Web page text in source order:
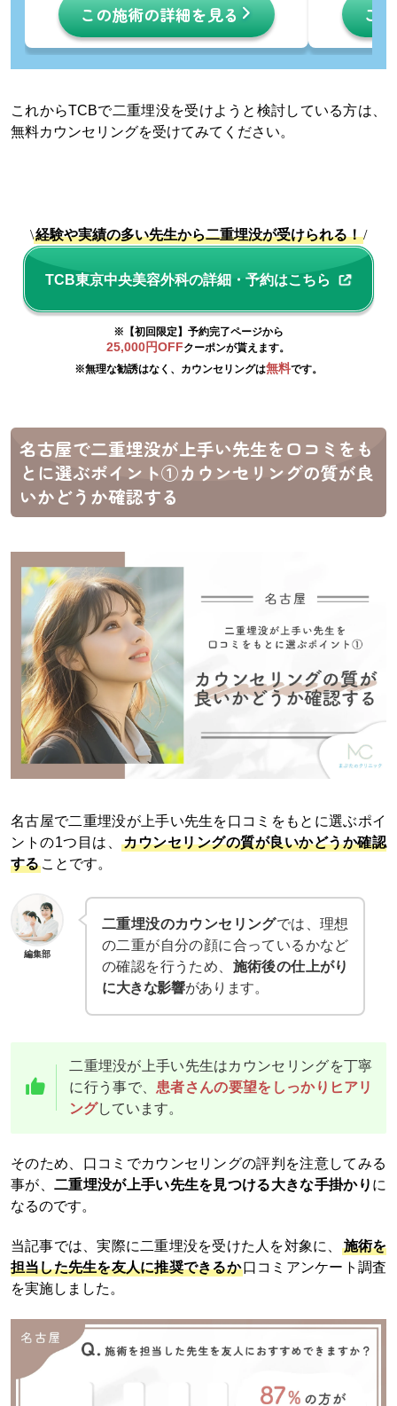
この施術の詳細を見る こ
これからTCBで二重埋没を受けようと検討している方は、
無料カウンセリングを受けてみてください。
\経験や実績の多い先生から二重埋没が受けられる！/
TCB東京中央美容外科の詳細・予約はこちら
※【初回限定】予約完了ページから
25,000円OFFクーポンが貰えます。
※無理な勧誘はなく、カウンセリングは無料です。
名古屋で二重埋没が上手い先生を口コミをも
とに選ぶポイント①カウンセリングの質が良
いかどうか確認する
名古屋で二重埋没が上手い先生を口コミをもとに選ぶポイ
ントの1つ目は、カウンセリングの質が良いかどうか確認
する ことです。
編集部
二重埋没のカウンセリングでは、理想
の二重が自分の顔に合っているかなど
の確認を行うため、 施術後の仕上がり
に大きな影響があります。
二重埋没が上手い先生はカウンセリングを丁寧
に行う事で、 患者さんの要望をしっかりヒアリ
ングしています。
そのため、口コミでカウンセリングの評判を注意してみる
事が、 二重埋没が上手い先生を見つける大きな手掛かり に
なるのです。
当記事では、実際に二重埋没を受けた人を対象に、
施術を
担当した先生を友人に推奨できるか口コミアンケート調査
を実施しました。